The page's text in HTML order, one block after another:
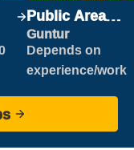
Public Area
Cleaner
Guntur
Depends on
experience/work